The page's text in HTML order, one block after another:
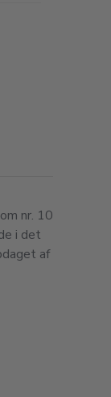
nr. 10
i det
af